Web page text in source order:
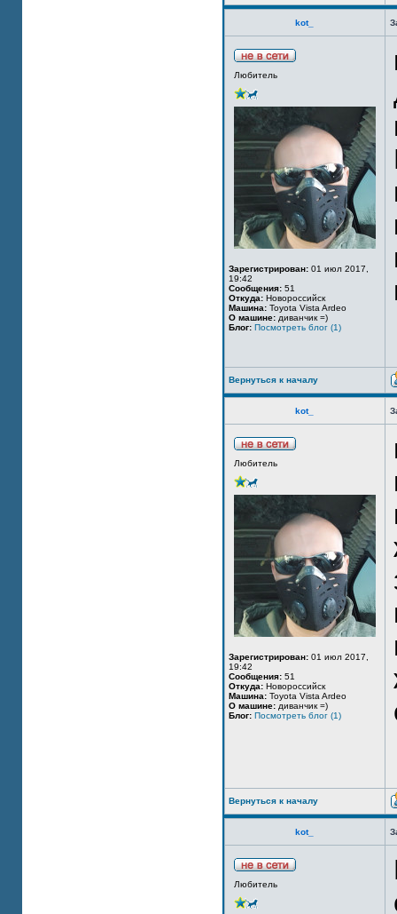
kot_
Любитель
Зарегистрирован: 01 июл 2017,
19:42
Сообщения: 51
Откуда: Новороссийск
Машина: Toyota Vista Ardeo
О машине: диванчик =)
Блог: Посмотреть блог (1)
Вернуться к началу
kot_
Любитель
Зарегистрирован: 01 июл 2017,
19:42
Сообщения: 51
Откуда: Новороссийск
Машина: Toyota Vista Ardeo
О машине: диванчик =)
Блог: Посмотреть блог (1)
Вернуться к началу
kot_
Любитель